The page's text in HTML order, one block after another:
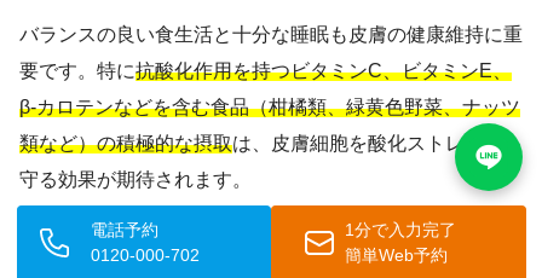
バランスの良い食生活と十分な睡眠も皮膚の健康維持に重
要です。特に抗酸化作用を持つビタミンC、ビタミンE、
β-カロテンなどを含む食品（柑橘類、緑黄色野菜、ナッツ
類など）の積極的な摂取は、皮膚細胞を酸化ストレスから
守る効果が期待されます。
ストレスの管理も見逃せません
。慢性的なストレスは免疫
電話予約
0120-000-702
1分で入力完了
簡単Web予約